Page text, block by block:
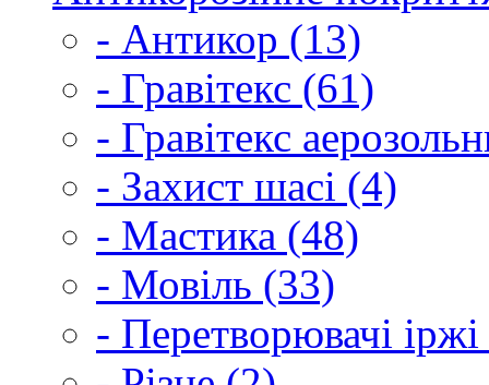
- Антикор (13)
- Гравітекс (61)
- Гравітекс
- Захист шасі (4)
- Мастика (48)
- Мовіль (33)
- Перетворювачі